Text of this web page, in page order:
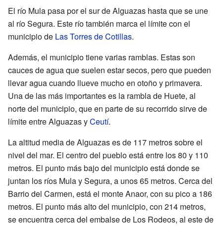
El río Mula pasa por el sur de Alguazas hasta que se une
al río Segura. Este río también marca el límite con el
municipio de Las Torres de Cotillas.
Además, el municipio tiene varias ramblas. Estas son
cauces de agua que suelen estar secos, pero que pueden
llevar agua cuando llueve mucho en otoño y primavera.
Una de las más importantes es la rambla de Huete, al
norte del municipio, que en parte de su recorrido sirve de
límite entre Alguazas yCeutí.
La altitud media de Alguazas es de 117 metros sobre el
nivel del mar. El centro del pueblo está entre los 80 y 110
metros. El punto más bajo del municipio está donde se
juntan los ríos Mula y Segura, a unos 65 metros. Cerca del
Barrio del Carmen, está el monte Anaor, con su pico a 186
metros. El punto más alto del municipio, con 214 metros,
se encuentra cerca del embalse de Los Rodeos, al este de